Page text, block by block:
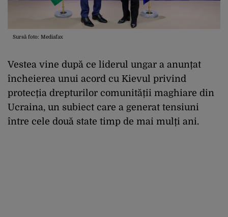
Sursă foto: Mediafax
Vestea vine după ce liderul ungar a anunțat
încheierea unui acord cu Kievul privind
protecția drepturilor comunității maghiare din
Ucraina, un subiect care a generat tensiuni
între cele două state timp de mai mulți ani.